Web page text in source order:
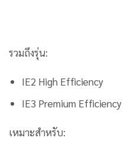
รวมถึงรุ่น:
IE2 High Efficiency
IE3 Premium Efficiency
เหมาะสำหรับ: